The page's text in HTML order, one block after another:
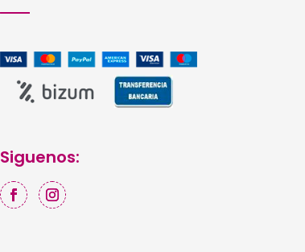
Siguenos: